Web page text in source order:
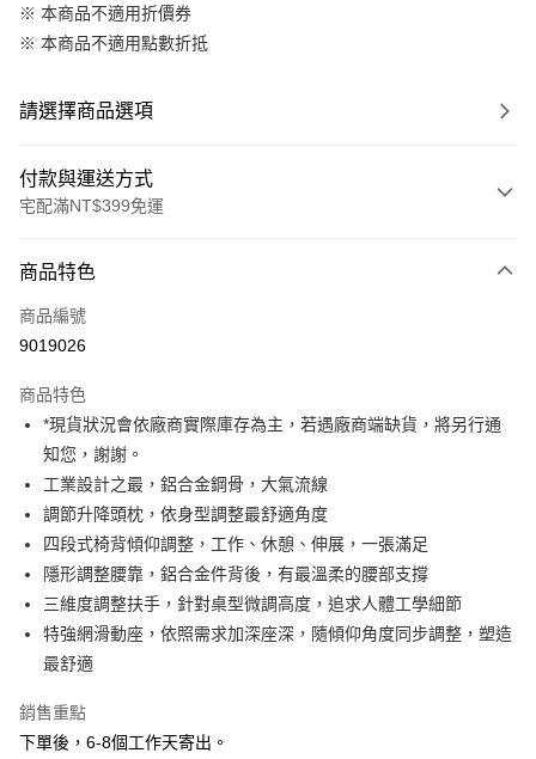
※ 本商品不適用折價券
※ 本商品不適用點數折抵
請選擇商品選項
付款與運送方式
宅配滿NT$399免運
信用卡一次付款
信用卡分期付款
合作金庫商業銀行
華南商業銀行
彰化商業銀行
上海商業儲蓄銀行
國泰世華商業銀行
兆豐國際商業銀行
臺灣中小企業銀行
台中商業銀行
匯豐（台灣）商業銀行
華泰商業銀行
聯邦商業銀行
遠東國際商業銀行
元大商業銀行
永豐商業銀行
玉山商業銀行
星展（台灣）商業銀行
台新國際商業銀行
中國信託商業銀行
台灣樂天信用卡公司
6 期 0 利率 每期
華南商業銀行
上海商業儲蓄銀行
台北富邦商業銀行
國泰世華商業銀行
兆豐國際商業銀行
臺灣中小企業銀行
台中商業銀行
匯豐（台灣）商業銀行
華泰商業銀行
聯邦商業銀行
遠東國際商業銀行
元大商業銀行
永豐商業銀行
玉山商業銀行
星展（台灣）商業銀行
台新國際商業銀行
12 期 0 利率 每期 NT$1,700 21家銀行
合作金庫商業銀行
第一商業銀行
上海商業儲蓄銀行
台北富邦商業銀行
國泰世華商業銀行
兆豐國際商業銀行
臺灣中小企業銀行
台中商業銀行
匯豐（台灣）商業銀行
華泰商業銀行
聯邦商業銀行
遠東國際商業銀行
元大商業銀行
玉山商業銀行
台新國際商業銀行
LINE Pay
Apple Pay
街口支付
悠遊付
Google Pay
全支付
全盈+PAY
商品特色
商品編號
9019026
商品特色
*現貨狀況會依廠商實際庫存為主，若遇廠商端缺貨，將另行通
知您，謝謝。
工業設計之最，鋁合金鋼骨，大氣流線
調節升降頭枕，依身型調整最舒適角度
四段式椅背傾仰調整，工作、休憩、伸展，一張滿足
隱形調整腰靠，鋁合金件背後，有最溫柔的腰部支撐
三維度調整扶手，針對桌型微調高度，追求人體工學細節
特強網滑動座，依照需求加深座深，隨傾仰角度同步調整，塑造
最舒適
銷售重點
下單後，6-8個工作天寄出。